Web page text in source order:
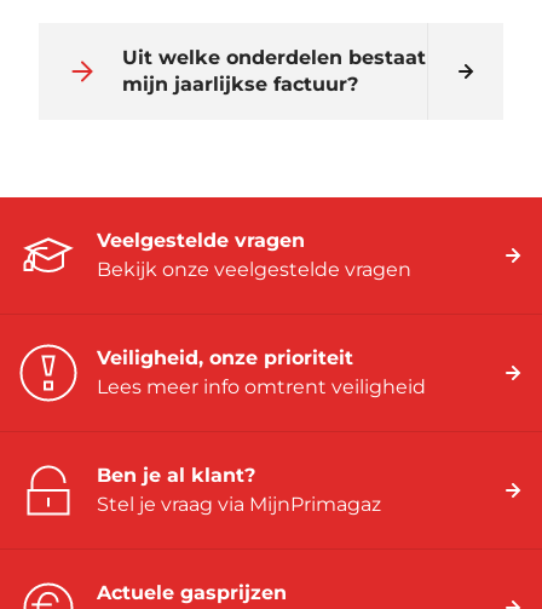
Uit welke onderdelen bestaat
mijn jaarlijkse factuur?
Veelgestelde vragen
Bekijk onze veelgestelde vragen
Veiligheid, onze prioriteit
Lees meer info omtrent veiligheid
Ben je al klant?
Stel je vraag via MijnPrimagaz
Actuele gasprijzen